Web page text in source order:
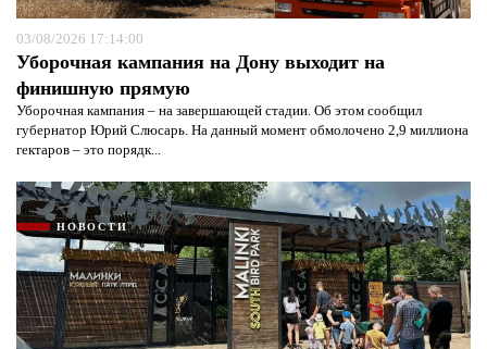
03/08/2026 17:14:00
Уборочная кампания на Дону выходит на
финишную прямую
Уборочная кампания – на завершающей стадии. Об этом сообщил
губернатор Юрий Слюсарь. На данный момент обмолочено 2,9 миллиона
гектаров – это порядк...
НОВОСТИ